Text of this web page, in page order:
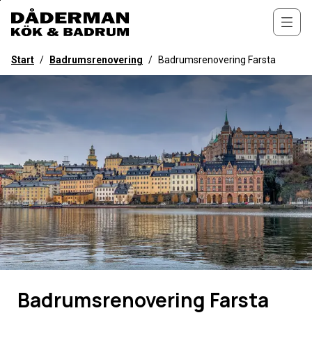
övergripande
för
webbplatsen
Start / Badrumsrenovering / Badrumsrenovering Farsta
Badrumsrenovering Farsta